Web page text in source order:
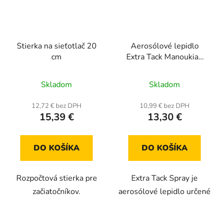
Stierka na sieťotlač 20
cm
hodnotenie
produktu
je
z
Skladom
12,72 € bez DPH
15,39 €
DO KOŠÍKA
Rozpočtová stierka pre
začiatočníkov.
Aerosólové lepidlo
Extra Tack Manoukian
Skladom
10,99 € bez DPH
13,30 €
DO KOŠÍKA
Extra Tack Spray je
aerosólové lepidlo určené